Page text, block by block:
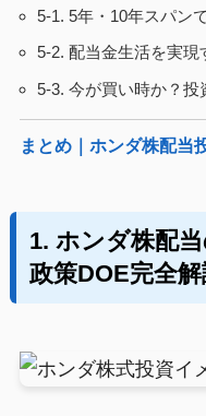
5-1. 5年・10年スパン
5-2. 配当金生活を実現
5-3. 今が買い時か？投
まとめ｜ホンダ株配当
1. ホンダ株配
政策DOE完全解